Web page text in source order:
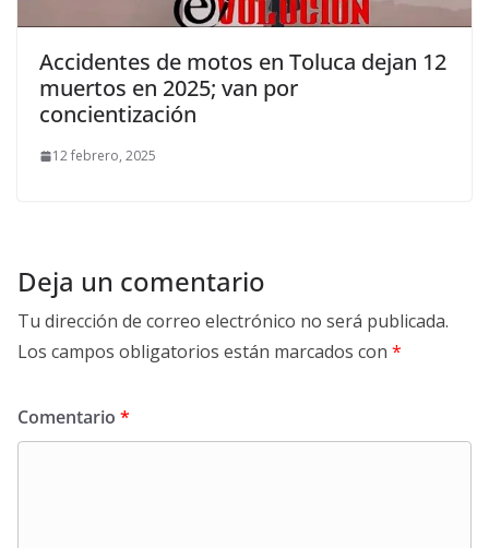
Accidentes de motos en Toluca dejan 12
muertos en 2025; van por
concientización
12 febrero, 2025
Deja un comentario
Tu dirección de correo electrónico no será publicada.
Los campos obligatorios están marcados con *
Comentario *